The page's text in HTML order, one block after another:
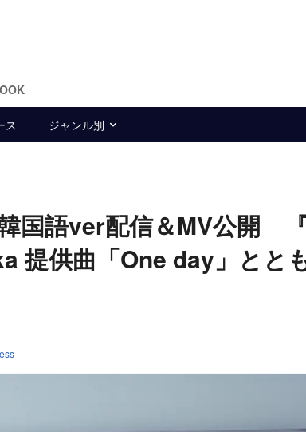
ス ジャンル別
国語ver配信＆MV公開
提供曲「One day」とと